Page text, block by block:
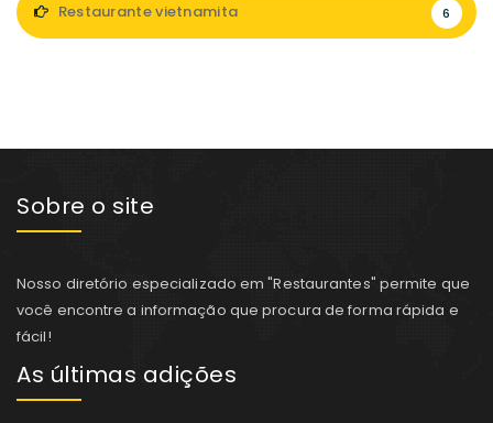
Restaurante vietnamita 6
Sobre o site
Nosso diretório especializado em "Restaurantes" permite que
você encontre a informação que procura de forma rápida e
fácil!
As últimas adições